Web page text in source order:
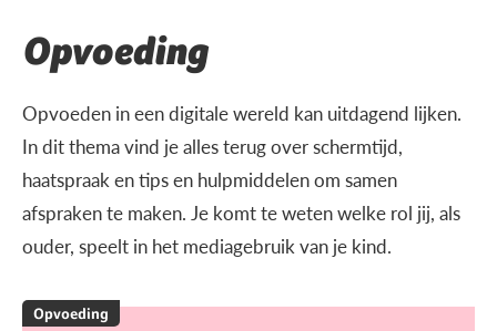
Opvoeding
Opvoeden in een digitale wereld kan uitdagend lijken.
In dit thema vind je alles terug over schermtijd,
haatspraak en tips en hulpmiddelen om samen
afspraken te maken. Je komt te weten welke rol jij, als
ouder, speelt in het mediagebruik van je kind.
Opvoeding